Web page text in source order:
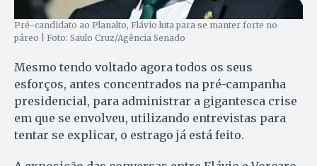
Pré-candidato ao Planalto, Flávio luta para se manter forte no
páreo | Foto: Saulo Cruz/Agência Senado
Mesmo tendo voltado agora todos os seus
esforços, antes concentrados na pré-campanha
presidencial, para administrar a gigantesca crise
em que se envolveu, utilizando entrevistas para
tentar se explicar, o estrago já está feito.